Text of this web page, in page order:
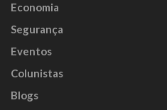
Economia
Segurança
Eventos
Colunistas
Blogs